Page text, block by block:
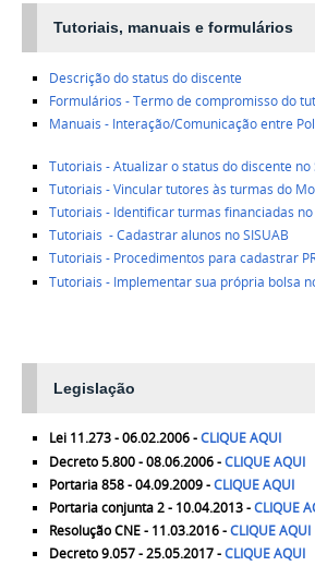
Tutoriais, manuais e formulários
Descrição do status do discente
Formulários - Termo de compromisso do
Manuais - Interação/Comunicação entre
Tutoriais - Atualizar o status do discente no
Tutoriais - Vincular tutores às turmas do
Tutoriais - Identificar turmas financiadas no
Tutoriais - Cadastrar alunos no SISUAB
Tutoriais - Procedimentos para cadastrar
Tutoriais - Implementar sua própria bolsa
Legislação
Lei 11.273 - 06.02.2006 -CLIQUE AQUI
Decreto 5.800 - 08.06.2006 -CLIQUE AQUI
Portaria 858 - 04.09.2009 -CLIQUE AQUI
Portaria conjunta 2 - 10.04.2013 -CLIQUE
Resolução CNE - 11.03.2016 -CLIQUE AQUI
Decreto 9.057 - 25.05.2017 -CLIQUE AQUI